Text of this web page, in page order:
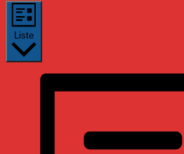
Liste